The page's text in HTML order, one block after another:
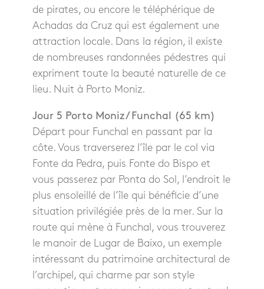
de pirates, ou encore le téléphérique de
Achadas da Cruz qui est également une
attraction locale. Dans la région, il existe
de nombreuses randonnées pédestres qui
expriment toute la beauté naturelle de ce
lieu. Nuit à Porto Moniz.
Jour 5 Porto Moniz / Funchal (65 km)
Départ pour Funchal en passant par la
côte. Vous traverserez l’île par le col via
Fonte da Pedra, puis Fonte do Bispo et
vous passerez par Ponta do Sol, l’endroit le
plus ensoleillé de l’île qui bénéficie d’une
situation privilégiée près de la mer. Sur la
route qui mène à Funchal, vous trouverez
le manoir de Lugar de Baixo, un exemple
intéressant du patrimoine architectural de
l’archipel, qui charme par son style